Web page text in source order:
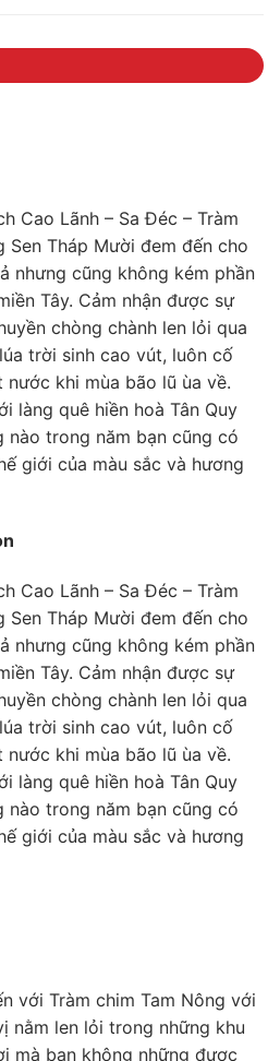
Cao Lãnh – Sa Đéc – Tràm
Sen Tháp Mười đem đến cho
nhưng cũng không kém phần
Tây. Cảm nhận được sự
chòng chành len lỏi qua
trời sinh cao vút, luôn cố
khi mùa bão lũ ùa về.
làng quê hiền hoà Tân Quy
trong năm bạn cũng có
giới của màu sắc và hương
Cao Lãnh – Sa Đéc – Tràm
Sen Tháp Mười đem đến cho
nhưng cũng không kém phần
Tây. Cảm nhận được sự
chòng chành len lỏi qua
trời sinh cao vút, luôn cố
khi mùa bão lũ ùa về.
làng quê hiền hoà Tân Quy
trong năm bạn cũng có
giới của màu sắc và hương
với Tràm chim Tam Nông với
nằm len lỏi trong những khu
mà bạn không những được